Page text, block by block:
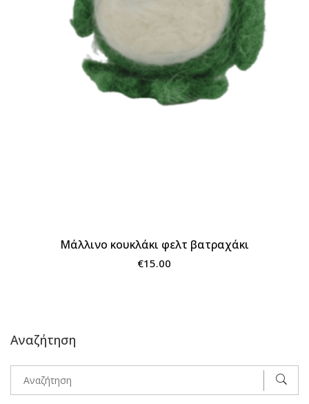
Αναζήτηση
Αναζήτηση
Μάλλινο κουκλάκι φελτ βατραχάκι
€15.00